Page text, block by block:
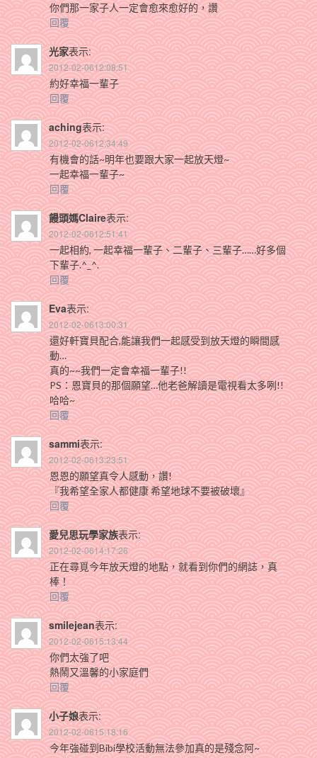
你們那一家子人一定會愈來愈好的，讚
回覆
光家表示:
2012-02-0612:08:51
約好幸福一輩子
回覆
aching表示:
2012-02-0612:34:49
有機會的話~明年也要跟大家一起放天燈~
一起幸福一輩子~
回覆
饅頭媽Claire表示:
2012-02-0612:51:41
一起相約, 一起幸福一輩子、二輩子、三輩子……好多個
下輩子.^_^.
回覆
Eva表示:
2012-02-0613:00:31
還好軒寶貝配合,能讓我們一起感受到放天燈的瞬間感
動…
真的~~我們一定會幸福一輩子!!
PS：恩寶貝的那個願望…他老爸解讀是電視看太多咧!!
哈哈~
回覆
sammi表示:
2012-02-0613:23:51
恩恩的願望真令人感動，讚!
『我希望全家人都健康 希望地球不要被破壞』
回覆
愛兒思玩學家族表示:
2012-02-0614:17:26
正在尋覓今年放天燈的地點，就看到你們的網誌，真
棒！
回覆
smilejean表示:
2012-02-0615:13:44
你們太強了吧
熱鬧又溫馨的小家庭們
回覆
小子娘表示:
2012-02-0615:18:16
今年強碰到Bibi學校活動無法參加真的是殘念阿~